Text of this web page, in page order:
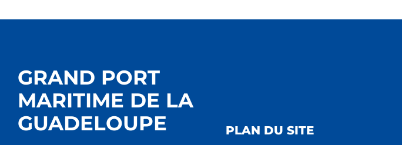
GRAND PORT
MARITIME DE LA
GUADELOUPE
PLAN DU SITE